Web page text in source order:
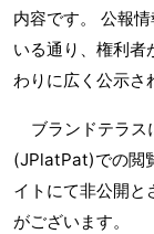
内容です。 公報
いる通り、権利者
わりに広く公示さ
ブランドテラス
(JPlatPat)での閲
イトにて非公開と
がございます。